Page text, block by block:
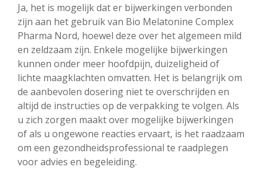
Ja, het is mogelijk dat er bijwerkingen verbonden
zijn aan het gebruik van Bio Melatonine Complex
Pharma Nord, hoewel deze over het algemeen mild
en zeldzaam zijn. Enkele mogelijke bijwerkingen
kunnen onder meer hoofdpijn, duizeligheid of
lichte maagklachten omvatten. Het is belangrijk om
de aanbevolen dosering niet te overschrijden en
altijd de instructies op de verpakking te volgen. Als
u zich zorgen maakt over mogelijke bijwerkingen
of als u ongewone reacties ervaart, is het raadzaam
om een gezondheidsprofessional te raadplegen
voor advies en begeleiding.